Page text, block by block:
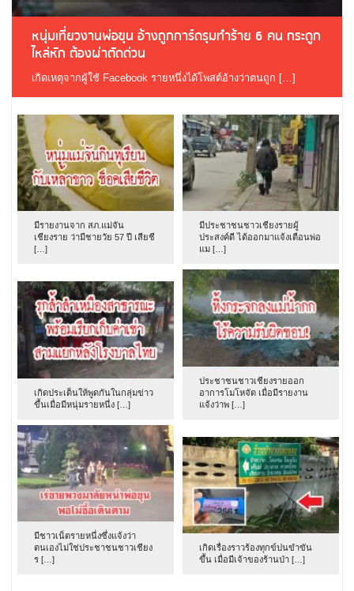
หนุ่มเที่ยวงานพ่อขุน อ้างถูกการ์ดรุมทำร้าย 6 คน กระดูก
ไหล่หัก ต้องผ่าตัดด่วน
เกิดเหตุจากผู้ใช้ Facebook รายหนึ่งได้โพสต์อ้างว่าตนถูก […]
มีรายงานจาก สภ.แม่จัน
เชียงราย ว่ามีชายวัย 57 ปี เสียชี
[…]
มีประชาชนชาวเชียงรายผู้
ประสงค์ดี ได้ออกมาแจ้งเตือนพ่อ
แม […]
เกิดประเด็นให้พูดกันในกลุ่มข่าว
ขึ้นเมื่อมีหนุ่มรายหนึ่ง […]
ประชาชนชาวเชียงรายออก
อาการโมโหจัด เมื่อมีรายงาน
แจ้งว่าพ […]
มีชาวเน็ตรายหนึ่งซึ่งแจ้งว่า
ตนเองไม่ใช่ประชาชนชาวเชียง
ร […]
เกิดเรื่องราวร้องทุกข์ปนขำขัน
ขึ้น เมื่อมีเจ้าของร้านป่า […]